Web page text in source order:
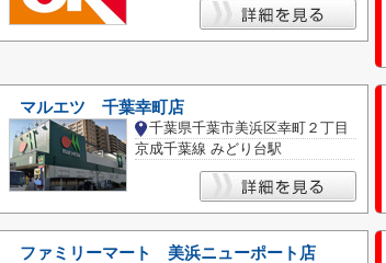
マルエツ 千葉幸町店
千葉県千葉市美浜区幸町２丁目
京成千葉線 みどり台駅
ファミリーマート 美浜ニューポート店